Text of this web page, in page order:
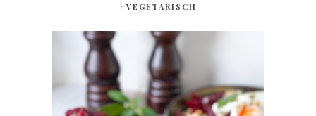
#VEGETARISCH